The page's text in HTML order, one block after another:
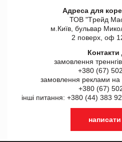
Адреса для
ТОВ "Tрейд
м.Київ, бульвар
2 поверх, оф
Контакти
замовлення
+380 (67)
замовлення реклами на
+380 (67)
інші питання: +380 (44) 383